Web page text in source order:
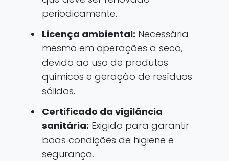
periodicamente.
Licença ambiental: Necessária
mesmo em operações a seco,
devido ao uso de produtos
químicos e geração de resíduos
sólidos.
Certificado da vigilância
sanitária: Exigido para garantir
boas condições de higiene e
segurança.